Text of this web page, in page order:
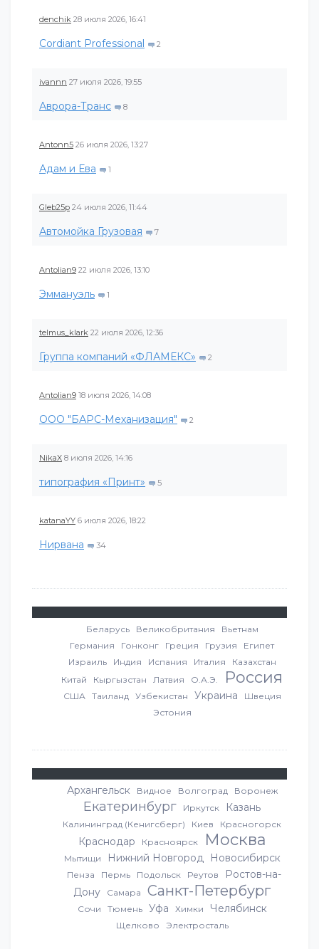
denchik 28 июля 2026, 16:41
Cordiant Professional 2
ivannn 27 июля 2026, 19:55
Аврора-Транс 8
Antonn5 26 июля 2026, 13:27
Адам и Ева 1
Gleb25p 24 июля 2026, 11:44
Автомойка Грузовая 7
Antolian9 22 июля 2026, 13:10
Эммануэль 1
telmus_klark 22 июля 2026, 12:36
Группа компаний «ФЛАМЕКС» 2
Antolian9 18 июля 2026, 14:08
ООО "БАРС-Механизация" 2
NikaX 8 июля 2026, 14:16
типография «Принт» 5
katanaYY 6 июля 2026, 18:22
Нирвана 34
Беларусь Великобритания
Вьетнам
Германия
Гонконг Греция Грузия
Египет
Израиль
Индия Испания Италия
Казахстан
Китай
Кыргызстан Латвия О.А.Э. Россия
США Таиланд Узбекистан Украина
Швеция
Эстония
Архангельск Видное Волгоград Воронеж
Екатеринбург Иркутск Казань
Калининград (Кенигсберг) Киев Красногорск
Краснодар Красноярск Москва
Мытищи Нижний Новгород Новосибирск
Пенза Пермь Подольск Реутов
Ростов-на-
Дону
Самара Санкт-Петербург
Сочи Тюмень Уфа Химки Челябинск
Щелково Электросталь